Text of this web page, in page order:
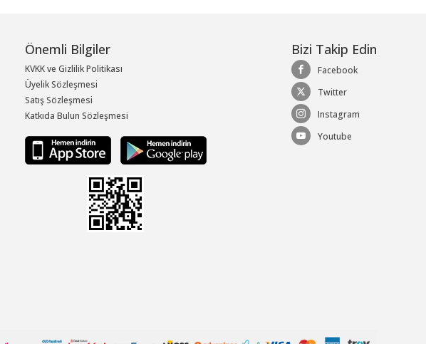
Önemli Bilgiler
KVKK ve Gizlilik Politikası
Üyelik Sözleşmesi
Satış Sözleşmesi
Katkıda Bulun Sözleşmesi
Bizi Takip Edin
Facebook
Twitter
Instagram
Youtube